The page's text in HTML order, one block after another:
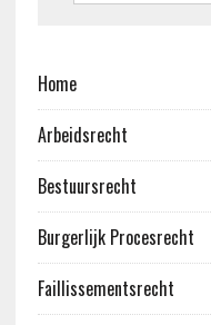
Home
Arbeidsrecht
Bestuursrecht
Burgerlijk Procesrecht
Faillissementsrecht